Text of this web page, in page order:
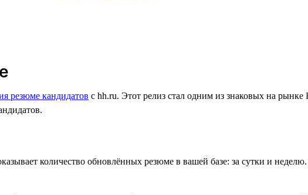
резюме кандидатов с hh.ru. Этот релиз стал одним из знаковых на
количество обновлённых резюме в вашей базе: за сутки и